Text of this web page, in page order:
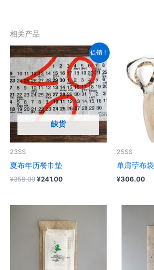
相关产品
促销！
缺货
23SS
夏布年历餐巾垫
¥358.00原
¥358.00。
¥241.00当
格
¥241.00。
25SS
单肩苧布袋
¥306.00